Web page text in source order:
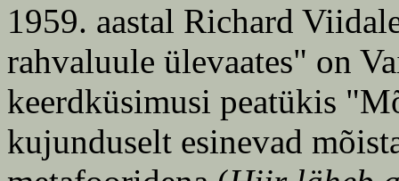
1959. aastal Richard
rahvaluule ülevaates" on
keerdküsimusi peatükis
kujunduselt esinevad